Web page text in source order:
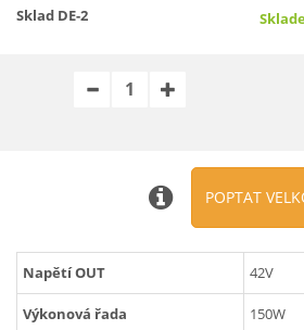
Sklad DE-2
POPTAT
Napětí OUT 42V
Výkonová řada 150W